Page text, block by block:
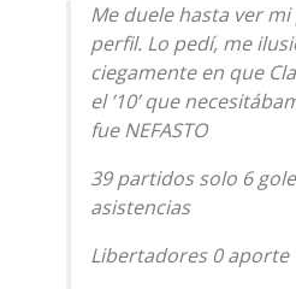
Me duele hasta ver
perfil. Lo pedí, me
ciegamente en que
el ’10’ que
fue NEFASTO
39 partidos solo 6
asistencias
Libertadores 0 aporte